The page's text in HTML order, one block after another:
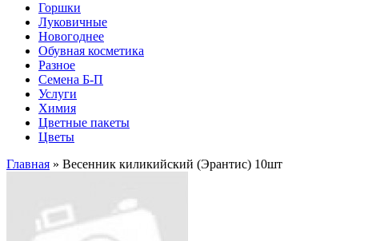
Горшки
Луковичные
Новогоднее
Обувная косметика
Разное
Семена Б-П
Услуги
Химия
Цветные пакеты
Цветы
Главная » Весенник киликийский (Эрантис) 10шт